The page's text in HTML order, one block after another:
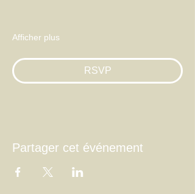
Afficher plus
RSVP
Partager cet événement